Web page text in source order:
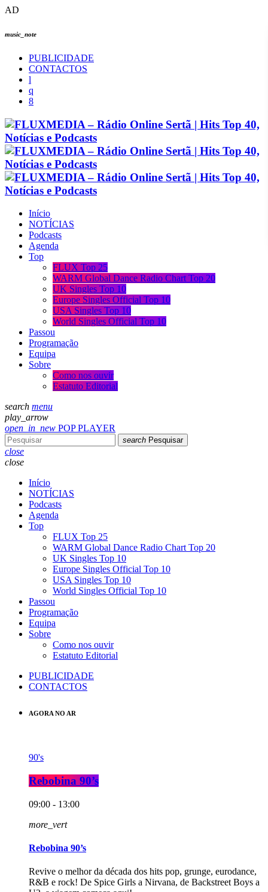
AD
music_note
PUBLICIDADE
CONTACTOS
Início
NOTÍCIAS
Podcasts
Agenda
Top
FLUX Top 25
WARM Global Dance Radio Chart Top 20
UK Singles Top 10
Europe Singles Official Top 10
USA Singles Top 10
World Singles Official Top 10
Passou
Programação
Equipa
Sobre
Como nos ouvir
Estatuto Editorial
search menu
play_arrow
open_in_new POP PLAYER
search Pesquisar
close
close
Início
NOTÍCIAS
Podcasts
Agenda
Top
FLUX Top 25
WARM Global Dance Radio Chart Top 20
UK Singles Top 10
Europe Singles Official Top 10
USA Singles Top 10
World Singles Official Top 10
Passou
Programação
Equipa
Sobre
Como nos ouvir
Estatuto Editorial
PUBLICIDADE
CONTACTOS
AGORA NO AR
90's
Rebobina 90’s
09:00 - 13:00
more_vert
Rebobina 90’s
Revive o melhor da década dos hits pop, grunge, eurodance,
R&B e rock! De Spice Girls a Nirvana, de Backstreet Boys a